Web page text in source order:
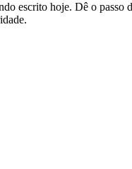
escrito hoje. Dê o